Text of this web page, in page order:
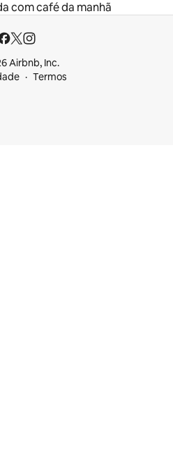
com café da manhã
Airbnb, Inc.
Termos